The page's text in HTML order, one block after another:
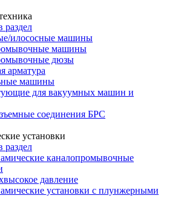
раздел
илососные машины
машины
дюзы
арматура
машины
для вакуумных машин и
соединения БРС
установки
раздел
каналопромывочные
давление
установки с плунжерными